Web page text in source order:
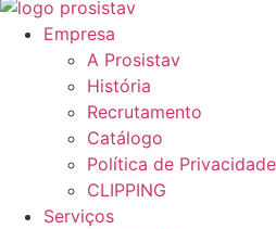
Empresa
A Prosistav
História
Recrutamento
Catálogo
Política de Privacidade
CLIPPING
Serviços